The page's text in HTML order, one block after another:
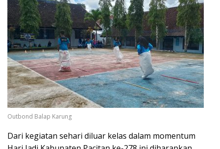
Outbond Balap Karung
Dari kegiatan sehari diluar kelas dalam momentum